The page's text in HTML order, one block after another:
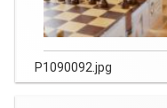
P1090092.jpg